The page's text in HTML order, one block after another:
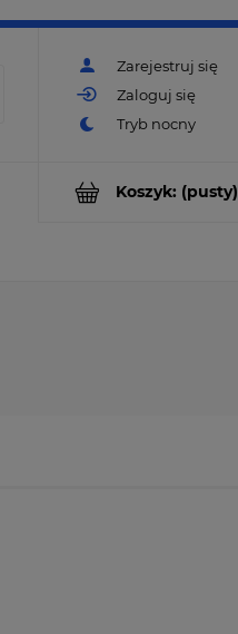
Zarejestruj się
Zaloguj się
Koszyk: (pusty)